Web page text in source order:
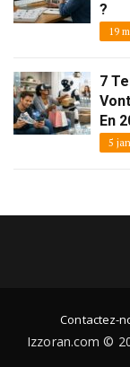
?
19
7
En
5
Contactez-
Izzoran.com ©